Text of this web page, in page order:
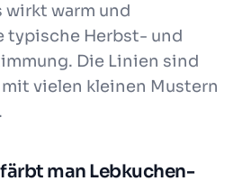
wirkt warm und
typische Herbst- und
Die Linien sind
vielen kleinen Mustern
man Lebkuchen-